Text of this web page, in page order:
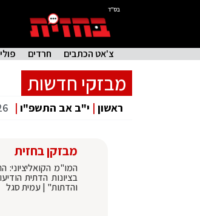
בס"ד
צ'אט הכתבים חרדים
מבזקי חדשות
ראשון | י"ב אב התשפ"ו |
מבזקן בחזית
המו"מ הקואליציוני:
בציונות הדתית
והדתות" | עמית סגל